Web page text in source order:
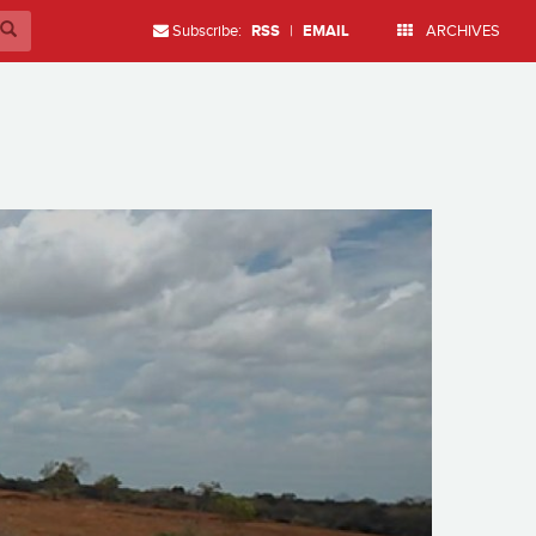
Subscribe: RSS | EMAIL ARCHIVES